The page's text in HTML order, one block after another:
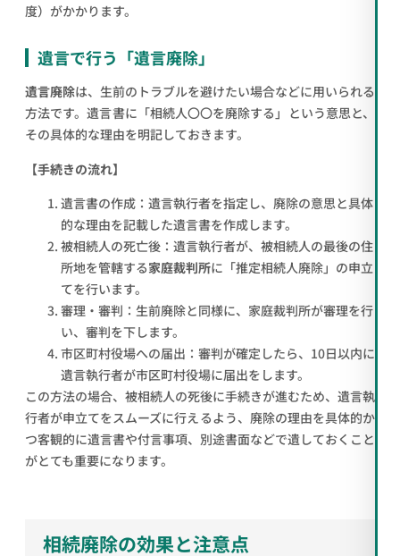
度）がかかります。
遺言で行う「遺言廃除」
遺言廃除は、生前のトラブルを避けたい場合などに用いられる
方法です。遺言書に「相続人〇〇を廃除する」という意思と、
その具体的な理由を明記しておきます。
【手続きの流れ】
遺言書の作成：遺言執行者を指定し、廃除の意思と具体
的な理由を記載した遺言書を作成します。
被相続人の死亡後：遺言執行者が、被相続人の最後の住
所地を管轄する家庭裁判所に「推定相続人廃除」の申立
てを行います。
審理・審判：生前廃除と同様に、家庭裁判所が審理を行
い、審判を下します。
市区町村役場への届出：審判が確定したら、10日以内に
遺言執行者が市区町村役場に届出をします。
この方法の場合、被相続人の死後に手続きが進むため、遺言執
行者が申立てをスムーズに行えるよう、廃除の理由を具体的か
つ客観的に遺言書や付言事項、別途書面などで遺しておくこと
がとても重要になります。
相続廃除の効果と注意点